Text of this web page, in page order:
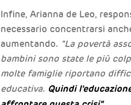
Infine, Arianna de Leo,
necessario concentrarsi
aumentando. "La povertà
bambini sono state le più
molte famiglie riportano
educativa. Quindi